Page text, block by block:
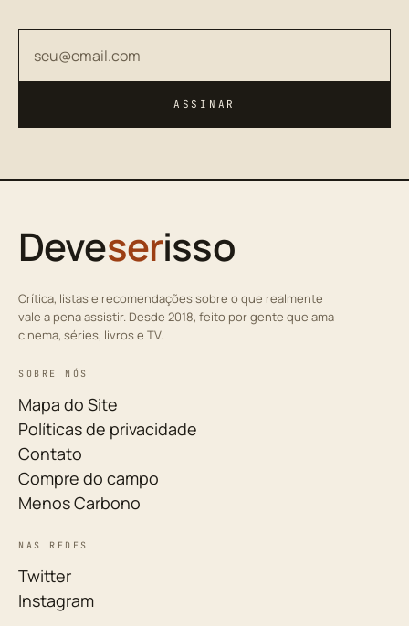
ASSINAR
Deveserisso
Crítica, listas e recomendações sobre o que realmente
vale a pena assistir. Desde 2018, feito por gente que ama
cinema, séries, livros e TV.
SOBRE NÓS
Mapa do Site
Políticas de privacidade
Contato
Compre do campo
Menos Carbono
NAS REDES
Twitter
Instagram